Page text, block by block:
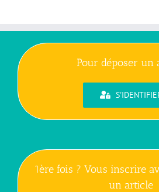
Pour déposer un
1ère fois ? Vous inscrire
un article